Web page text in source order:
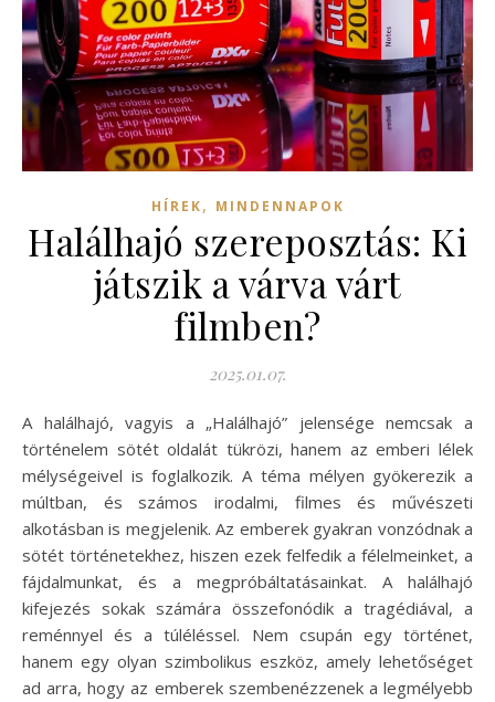
HÍREK, MINDENNAPOK
Halálhajó szereposztás: Ki
játszik a várva várt
filmben?
2025.01.07.
A halálhajó, vagyis a „Halálhajó” jelensége nemcsak a
történelem sötét oldalát tükrözi, hanem az emberi lélek
mélységeivel is foglalkozik. A téma mélyen gyökerezik a
múltban, és számos irodalmi, filmes és művészeti
alkotásban is megjelenik. Az emberek gyakran vonzódnak a
sötét történetekhez, hiszen ezek felfedik a félelmeinket, a
fájdalmunkat, és a megpróbáltatásainkat. A halálhajó
kifejezés sokak számára összefonódik a tragédiával, a
reménnyel és a túléléssel. Nem csupán egy történet,
hanem egy olyan szimbolikus eszköz, amely lehetőséget
ad arra, hogy az emberek szembenézzenek a legmélyebb